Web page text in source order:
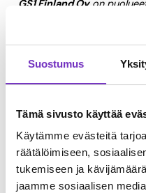
Suostumus
Tämä sivusto käyttää
Käytämme evästeitä
räätälöimiseen,
tukemiseen ja
jaamme sosiaalisen
GS1 Finland Oyon
organisaatio, joka kehittää
käytetyimpiä
joista tunnetuin on
tehostavat
50 vuoden kokemuksella.
päivittäistavarakaupan
sekä GS1 Golli -palvelua.
Elintarviketeollisuusliitto
Keskuskauppakamarin